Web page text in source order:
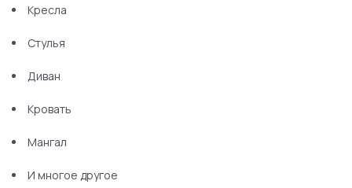
Кресла
Стулья
Диван
Кровать
Мангал
И многое другое